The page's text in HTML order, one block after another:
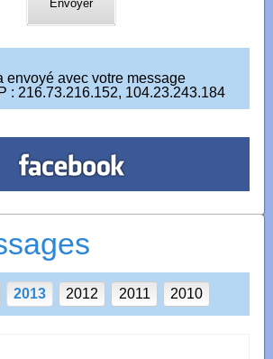
envoyé avec votre message
: 216.73.216.152, 104.23.243.184
2013 2012 2011 2010